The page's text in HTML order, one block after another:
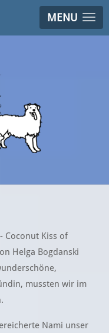
MENU
Coconut Kiss of
Helga Bogdanski
mussten wir im
Nami unser